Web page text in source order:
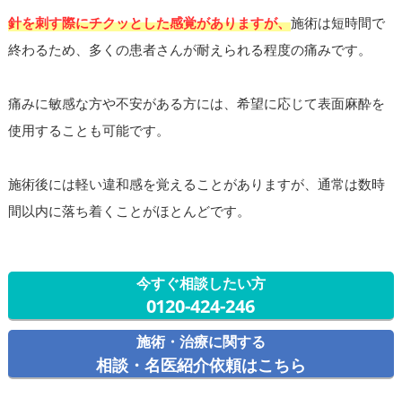
針を刺す際にチクッとした感覚がありますが、施術は短時間で
終わるため、多くの患者さんが耐えられる程度の痛みです。
痛みに敏感な方や不安がある方には、希望に応じて表面麻酔を
使用することも可能です。
施術後には軽い違和感を覚えることがありますが、通常は数時
間以内に落ち着くことがほとんどです。
今すぐ相談したい方
0120-424-246
施術・治療に関する
相談・名医紹介依頼はこちら